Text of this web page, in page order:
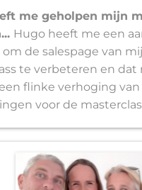
me geholpen mijn
Hugo heeft me een
de salespage van
te verbeteren en dat
flinke verhoging
voor de